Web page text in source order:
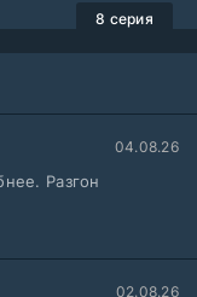
8 серия
7 серия
04.08.26
Разгон
02.08.26